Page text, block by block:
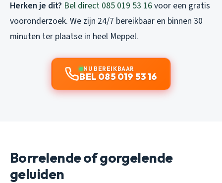
Herken je dit? Bel direct 085 019 53 16voor een gratis
vooronderzoek. We zijn 24/7 bereikbaar en binnen 30
minuten ter plaatse in heel Meppel.
NU BEREIKBAAR
BEL 085 019 53 16
Borrelende of gorgelende
geluiden